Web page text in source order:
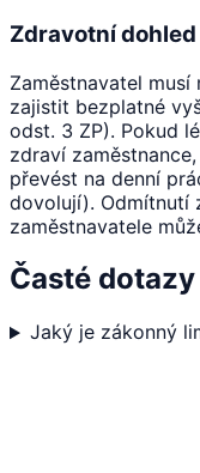
Zdravotní dohled
Zaměstnavatel
zajistit bezplatné
odst. 3 ZP). Pokud
zdraví
převést na denní
dovolují). Odmítnutí
zaměstnavatele
Časté dotazy
Jaký je zákonný